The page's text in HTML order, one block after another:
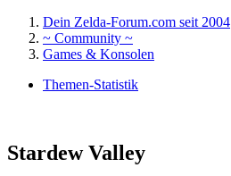
Dein Zelda-Forum.com seit 2004
~ Community ~
Games & Konsolen
Themen-Statistik
Stardew Valley